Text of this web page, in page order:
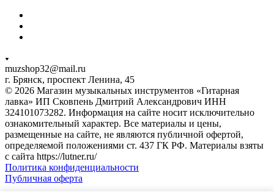
muzshop32@mail.ru
г. Брянск, проспект Ленина, 45
© 2026 Магазин музыкальных инструментов «Гитарная
лавка» ИП Сковпень Дмитрий Александрович ИНН
324101073282. Информация на сайте носит исключительно
ознакомительный характер. Все материалы и цены,
размещенные на сайте, не являются публичной офертой,
определяемой положениями ст. 437 ГК РФ. Материалы взяты
с сайта https://lutner.ru/
Политика конфиденциальности
Публичная оферта